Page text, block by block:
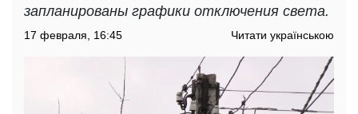
запланированы графики отключения света.
17 февраля, 16:45 Читати українською